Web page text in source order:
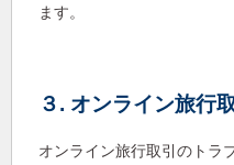
ます。
３. オンライン旅行
オンライン旅行取引のトラ